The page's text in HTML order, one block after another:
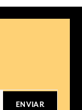
ENVIAR